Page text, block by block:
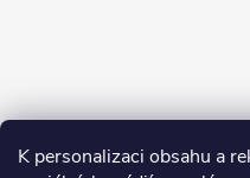
K personalizaci obsahu a